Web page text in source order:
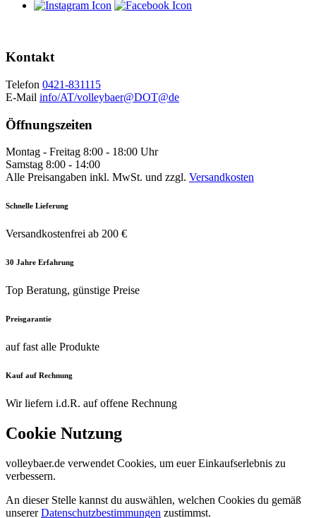
Kontakt
Telefon 0421-831115
E-Mail info/AT/volleybaer@DOT@de
Öffnungszeiten
Montag - Freitag 8:00 - 18:00 Uhr
Samstag 8:00 - 14:00
Alle Preisangaben inkl. MwSt. und zzgl. Versandkosten
Schnelle Lieferung
Versandkostenfrei ab 200 €
30 Jahre Erfahrung
Top Beratung, günstige Preise
Preisgarantie
auf fast alle Produkte
Kauf auf Rechnung
Wir liefern i.d.R. auf offene Rechnung
Cookie Nutzung
volleybaer.de verwendet Cookies, um euer Einkaufserlebnis zu
verbessern.
An dieser Stelle kannst du auswählen, welchen Cookies du gemäß
unsererDatenschutzbestimmungen zustimmst.